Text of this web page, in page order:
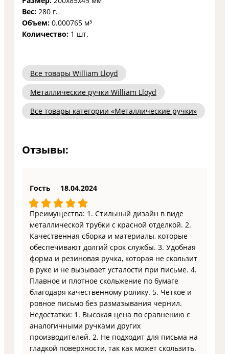
Вес: 280 г.
Объем: 0.000765 м³
Количество: 1 шт.
Все товары William Lloyd
Металлические ручки William Lloyd
Все товары категории «Металлические ручки»
Отзывы:
Гость 18.04.2024
Преимущества: 1. Стильный дизайн в виде
металлической трубки с красной отделкой. 2.
Качественная сборка и материалы, которые
обеспечивают долгий срок службы. 3. Удобная
форма и резиновая ручка, которая не скользит
в руке и не вызывает усталости при письме. 4.
Плавное и плотное скольжение по бумаге
благодаря качественному ролику. 5. Четкое и
ровное письмо без размазывания чернил.
Недостатки: 1. Высокая цена по сравнению с
аналогичными ручками других
производителей. 2. Не подходит для письма на
гладкой поверхности, так как может скользить.